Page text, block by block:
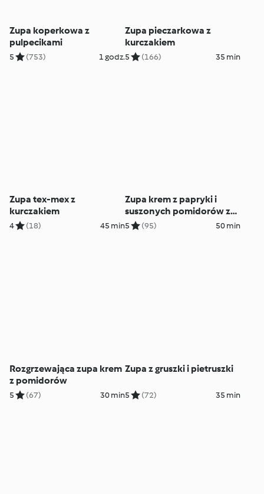
Zupa koperkowa z
pulpecikami
5 (753) 1 godz.
Zupa pieczarkowa z
kurczakiem
5 (166) 35 min
Zupa tex-mex z
kurczakiem
4 (18) 45 min
Zupa krem z papryki i
suszonych pomidorów z
gremolatą
5 (95) 50 min
Rozgrzewająca zupa krem
z pomidorów
5 (67) 30 min
Zupa z gruszki i pietruszki
5 (72) 35 min